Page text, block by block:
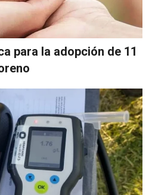
para la adopción de 11